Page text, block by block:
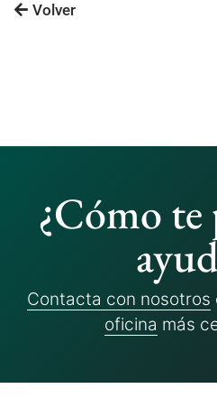
Volver
¿Cómo te
Contacta con nosotros
oficina más